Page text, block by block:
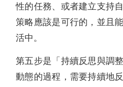
性的任務、或者建立支持
策略應該是可行的，並且
活中。
第五步是「持續反思與調
動態的過程，需要持續地